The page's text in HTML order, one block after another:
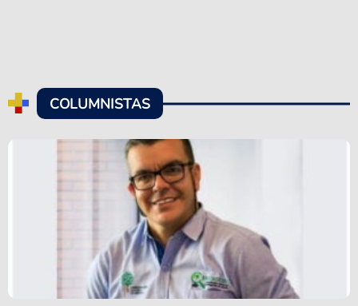
COLUMNISTAS